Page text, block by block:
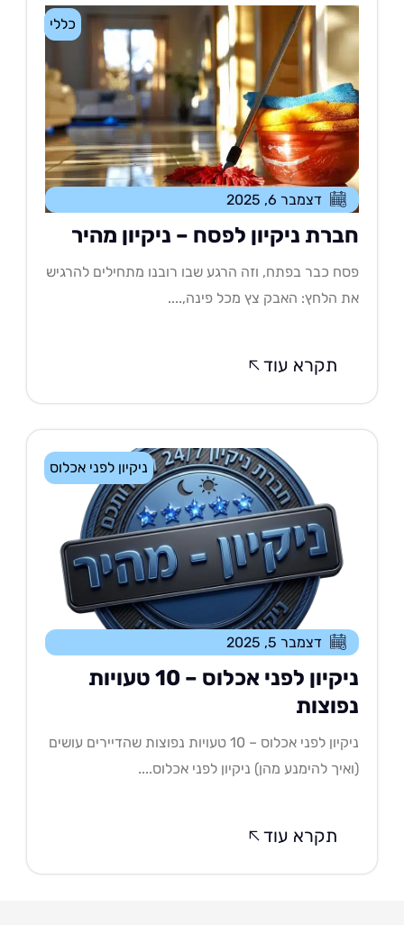
כללי
דצמבר 6, 2025
ניקיון לפסח – ניקיון מהיר
כבר בפתח, וזה הרגע שבו רובנו מתחילים להרגיש
הלחץ: האבק צץ מכל פינה,....
תקרא עוד
ניקיון לפני אכלוס
דצמבר 5, 2025
ניקיון לפני אכלוס – 10 טעויות
ניקיון לפני אכלוס – 10 טעויות נפוצות שהדיירים עושים
להימנע מהן) ניקיון לפני אכלוס....
תקרא עוד